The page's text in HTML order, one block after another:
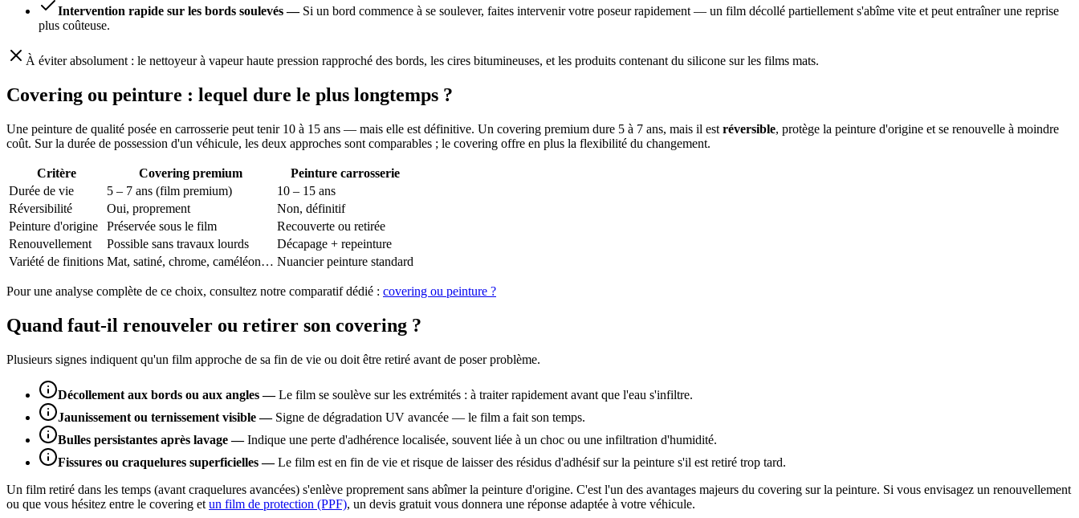
Intervention rapide sur les bords soulevés— Si un bord commence à se soulever, faites intervenir votre poseur rapidement — un film décollé partiellement s'abîme vite et peut entraîner une reprise
plus coûteuse.
À éviter absolument : le nettoyeur à vapeur haute pression rapproché des bords, les cires bitumineuses, et les produits contenant du silicone sur les films mats.
Covering ou peinture : lequel dure le plus longtemps ?
Une peinture de qualité posée en carrosserie peut tenir 10 à 15 ans — mais elle est définitive. Un covering premium dure 5 à 7 ans, mais il est réversible, protège la peinture d'origine et se renouvelle à moindre
coût. Sur la durée de possession d'un véhicule, les deux approches sont comparables ; le covering offre en plus la flexibilité du changement.
Critère Covering premium
Peinture carrosserie
Durée de vie
5 – 7 ans (film premium)
10 – 15 ans
Réversibilité
Oui, proprement
Non, définitif
Peinture d'origine
Préservée sous le film
Recouverte ou retirée
Renouvellement
Possible sans travaux lourds
Décapage + repeinture
Variété de finitions Mat, satiné, chrome, caméléon… Nuancier peinture standard
Pour une analyse complète de ce choix, consultez notre comparatif dédié : covering ou peinture ?
Quand faut-il renouveler ou retirer son covering ?
Plusieurs signes indiquent qu'un film approche de sa fin de vie ou doit être retiré avant de poser problème.
Décollement aux bords ou aux angles— Le film se soulève sur les extrémités : à traiter rapidement avant que l'eau s'infiltre.
Jaunissement ou ternissement visible— Signe de dégradation UV avancée — le film a fait son temps.
Bulles persistantes après lavage— Indique une perte d'adhérence localisée, souvent liée à un choc ou une infiltration d'humidité.
Fissures ou craquelures superficielles— Le film est en fin de vie et risque de laisser des résidus d'adhésif sur la peinture s'il est retiré trop tard.
Un film retiré dans les temps (avant craquelures avancées) s'enlève proprement sans abîmer la peinture d'origine. C'est l'un des avantages majeurs du covering sur la peinture. Si vous envisagez un renouvellement
ou que vous hésitez entre le covering et un film de protection (PPF), un devis gratuit vous donnera une réponse adaptée à votre véhicule.